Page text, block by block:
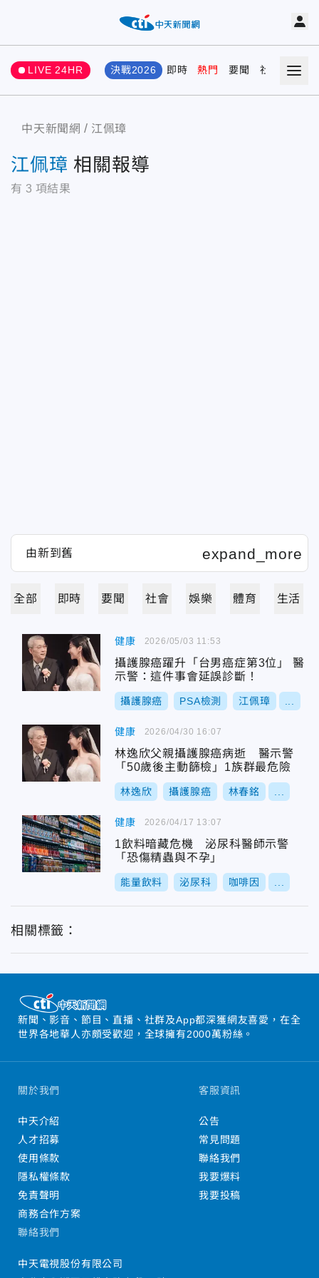
LIVE 24HR 決戰2026 即時 熱門 要聞 社會 娛樂
中天新聞網 江佩璋
江佩璋 相關報導
有 3 項結果
全部 即時 要聞 社會 娛樂 體育 生活
健康
攝護腺癌躍升「台男癌症第3位」 醫
示警：這件事會延誤診斷！
攝護腺癌 PSA檢測 江佩璋
2026/05/03 11:53
健康
林逸欣父親攝護腺癌病逝 醫示警
「50歲後主動篩檢」1族群最危險
林逸欣 攝護腺癌 林春銘
2026/04/30 16:07
健康
1飲料暗藏危機 泌尿科醫師示警
「恐傷精蟲與不孕」
能量飲料 泌尿科 咖啡因
2026/04/17 13:07
相關標籤：
新聞、影音、節目、直播、社群及App都深獲網友喜愛，在全
世界各地華人亦頗受歡迎，全球擁有2000萬粉絲。
關於我們
中天介紹
人才招募
使用條款
隱私權條款
免責聲明
商務合作方案
客服資訊
公告
常見問題
聯絡我們
我要爆料
我要投稿
聯絡我們
中天電視股份有限公司